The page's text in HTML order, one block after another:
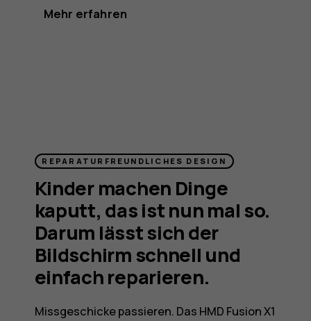
Mehr erfahren
REPARATURFREUNDLICHES DESIGN
Kinder machen Dinge
kaputt, das ist nun mal so.
Darum lässt sich der
Bildschirm schnell und
einfach reparieren.
Missgeschicke passieren. Das HMD Fusion X1